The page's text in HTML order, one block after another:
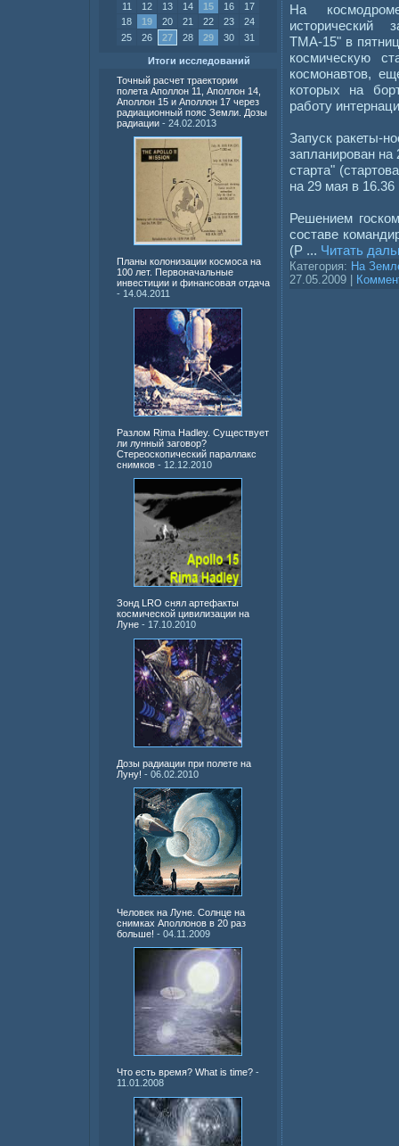
11
12 13 14 15 16
17
18
19 20 21 22 23
24
25
26 27 28 29 30 31
Итоги исследований
Точный расчет траектории
полета Аполлон 11, Аполлон 14,
Аполлон 15 и Аполлон 17 через
радиационный пояс Земли. Дозы
радиации - 24.02.2013
Планы колонизации космоса на
100 лет. Первоначальные
инвестиции и финансовая отдача
- 14.04.2011
Разлом Rima Hadley. Существует
ли лунный заговор?
Стереоскопический параллакс
снимков - 12.12.2010
Зонд LRO снял артефакты
космической цивилизации на
Луне - 17.10.2010
Дозы радиации при полете на
Луну! - 06.02.2010
Человек на Луне. Солнце на
снимках Аполлонов в 20 раз
больше! - 04.11.2009
Что есть время? What is time? -
11.01.2008
На
исторический
ТМА-15" в
космическую
космонавтов,
которых на
работу
Запуск ракеты-
запланирован на
старта"
на 29 мая в
Решением
составе
(Р ... Читать
Категория: На
27.05.2009 |